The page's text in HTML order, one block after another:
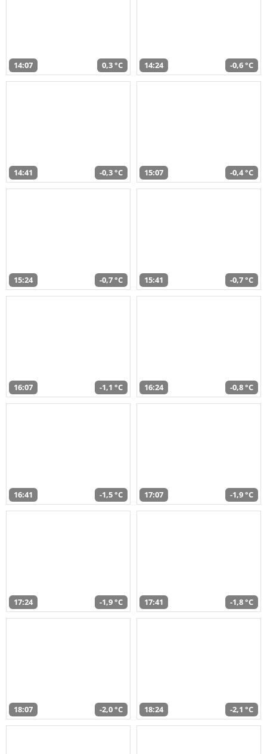
14:07 0,3 °C 14:24 -0,6 °C
14:41 -0,3 °C 15:07 -0,4 °C
15:24 -0,7 °C 15:41 -0,7 °C
16:07 -1,1 °C 16:24 -0,8 °C
16:41 -1,5 °C 17:07 -1,9 °C
17:24 -1,9 °C 17:41 -1,8 °C
18:07 -2,0 °C 18:24 -2,1 °C